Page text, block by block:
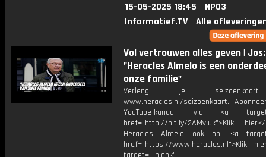
15-05-2025 18:45
NPO3
Informatief.TV
Alle
Vol vertrouwen alles geven | Jos:
"Heracles Almelo is een
onze familie"
Verleng je
www.heracles.nl/seizoenkaart.
YouTube-kanaal via <a
href="http://bit.ly/2AMvIuk">Klik
Heracles Almelo ook op: <a
href="https://www.heracles.nl">Klik